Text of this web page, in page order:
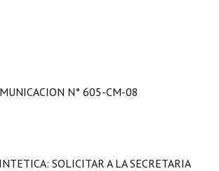
N° 605-CM-08
SOLICITAR A LA SECRETARIA